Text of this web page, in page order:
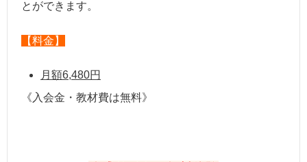
とができます。
【料金】
月額6,480円
《入会金・教材費は無料》